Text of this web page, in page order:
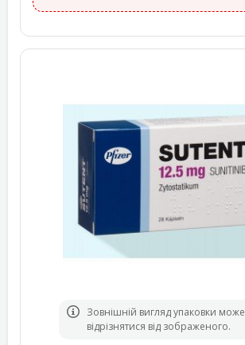
Зовнішній вигляд упаковки може
відрізнятися від зображеного.